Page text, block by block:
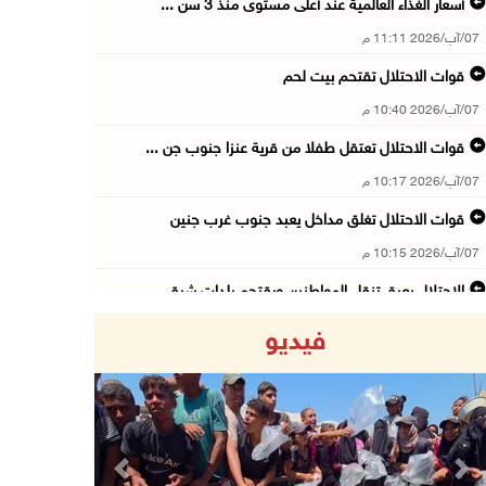
أسعار الغذاء العالمية عند أعلى مستوى منذ 3 سن ...
07/آب/2026 11:11 م
قوات الاحتلال تقتحم بيت لحم
07/آب/2026 10:40 م
قوات الاحتلال تعتقل طفلا من قرية عنزا جنوب جن ...
07/آب/2026 10:17 م
قوات الاحتلال تغلق مداخل يعبد جنوب غرب جنين
07/آب/2026 10:15 م
الاحتلال يعيق تنقل المواطنين ويقتحم بلدات شرق ...
07/آب/2026 08:48 م
نادي الأسير: تجديد أمرَ منع زيارات الأسرى إجر ...
07/آب/2026 08:24 م
فيديو
Previous Next